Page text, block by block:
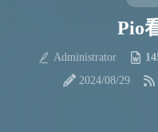
Pio
Administrator
2024/08/29